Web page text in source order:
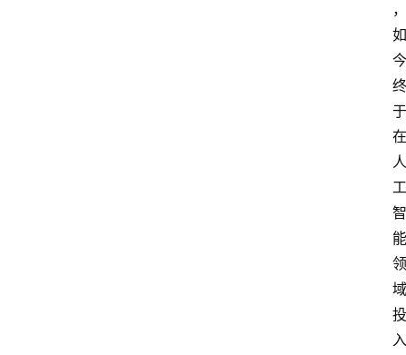
，
如
今
终
于
在
人
工
智
能
领
域
投
入